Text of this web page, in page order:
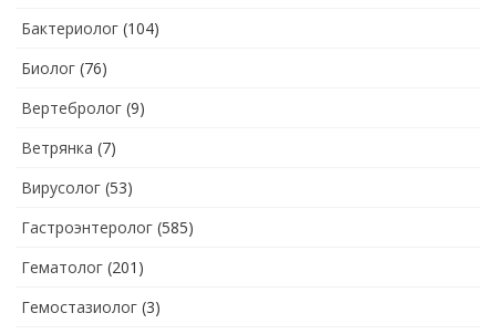
Бактериолог (104)
Биолог (76)
Вертебролог (9)
Ветрянка (7)
Вирусолог (53)
Гастроэнтеролог (585)
Гематолог (201)
Гемостазиолог (3)